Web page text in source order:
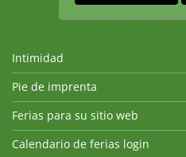
Intimidad
Pie de imprenta
Ferias para su sitio web
Calendario de ferias login